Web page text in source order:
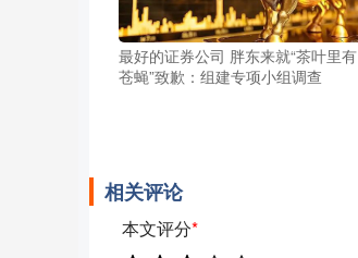
最好的证券公司 胖东来就“茶叶里有
苍蝇”致歉：组建专项小组调查
相关评论
本文评分*